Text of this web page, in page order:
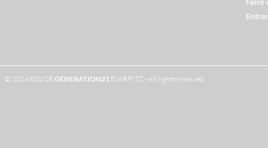
© 2024 EGLISE GENERATION21 BIARRITZ - All rights reserved